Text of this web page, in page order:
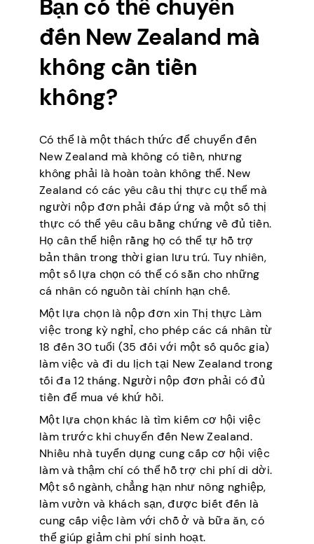
Bạn có thể chuyển
đến New Zealand mà
không cần tiền
không?
Có thể là một thách thức để chuyển đến
New Zealand mà không có tiền, nhưng
không phải là hoàn toàn không thể. New
Zealand có các yêu cầu thị thực cụ thể mà
người nộp đơn phải đáp ứng và một số thị
thực có thể yêu cầu bằng chứng về đủ tiền.
Họ cần thể hiện rằng họ có thể tự hỗ trợ
bản thân trong thời gian lưu trú. Tuy nhiên,
một số lựa chọn có thể có sẵn cho những
cá nhân có nguồn tài chính hạn chế.
Một lựa chọn là nộp đơn xin Thị thực Làm
việc trong kỳ nghỉ, cho phép các cá nhân từ
18 đến 30 tuổi (35 đối với một số quốc gia)
làm việc và đi du lịch tại New Zealand trong
tối đa 12 tháng. Người nộp đơn phải có đủ
tiền để mua vé khứ hồi.
Một lựa chọn khác là tìm kiếm cơ hội việc
làm trước khi chuyển đến New Zealand.
Nhiều nhà tuyển dụng cung cấp cơ hội việc
làm và thậm chí có thể hỗ trợ chi phí di dời.
Một số ngành, chẳng hạn như nông nghiệp,
làm vườn và khách sạn, được biết đến là
cung cấp việc làm với chỗ ở và bữa ăn, có
thể giúp giảm chi phí sinh hoạt.